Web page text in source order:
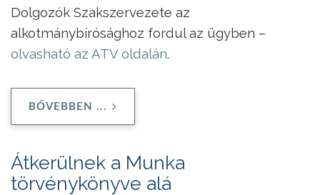
Dolgozók Szakszervezete az
alkotmánybírósághoz fordul az ügyben –
olvasható az ATV oldalán.
BŐVEBBEN ...
Átkerülnek a Munka
törvénykönyve alá